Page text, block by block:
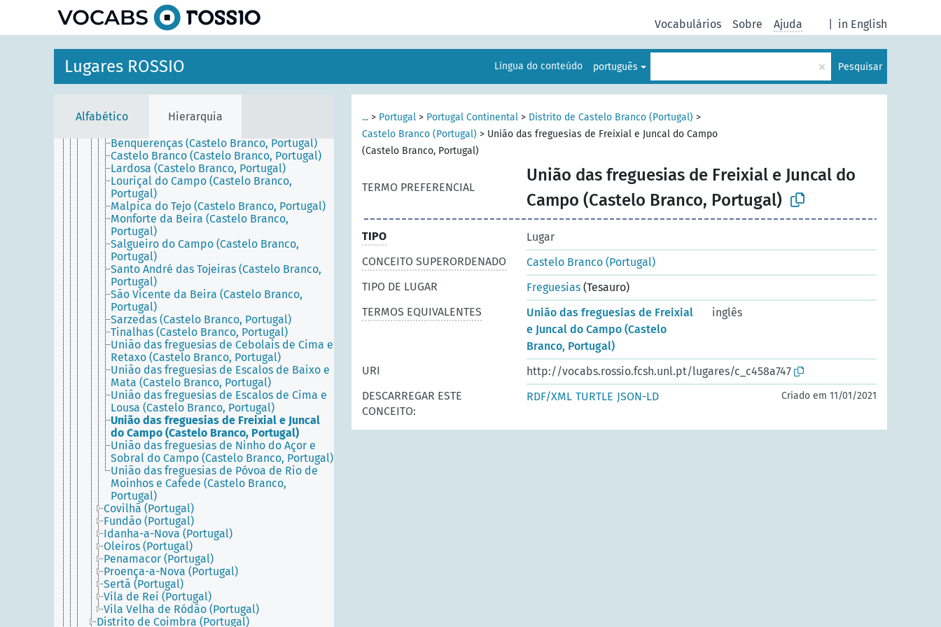
in English
Vocabulários Sobre Ajuda
Lugares ROSSIO Língua do conteúdo português × Pesquisar
Alfabético Hierarquia
Beira (Portugal)
Distrito da Guarda (Portugal)
Distrito de Aveiro (Portugal)
Distrito de Bragança (Portugal)
Belmonte (Portugal)
Alcains (Castelo Branco, Portugal)
Benquerenças (Castelo Branco, Portugal)
Castelo Branco (Castelo Branco, Portugal)
Lardosa (Castelo Branco, Portugal)
Louriçal do Campo (Castelo Branco,
Portugal)
Malpica do Tejo (Castelo Branco, Portugal)
Monforte da Beira (Castelo Branco,
Portugal)
Salgueiro do Campo (Castelo Branco,
Portugal)
Santo André das Tojeiras (Castelo Branco,
Portugal)
São Vicente da Beira (Castelo Branco,
Portugal)
Sarzedas (Castelo Branco, Portugal)
Tinalhas (Castelo Branco, Portugal)
União das freguesias de Cebolais de Cima e
Retaxo (Castelo Branco, Portugal)
União das freguesias de Escalos de Baixo e
Mata (Castelo Branco, Portugal)
União das freguesias de Escalos de Cima e
Lousa (Castelo Branco, Portugal)
União das freguesias de Freixial e Juncal
do Campo (Castelo Branco, Portugal)
União das freguesias de Ninho do Açor e
Sobral do Campo (Castelo Branco, Portugal)
União das freguesias de Póvoa de Rio de
Moinhos e Cafede (Castelo Branco,
Portugal)
Covilhã (Portugal)
Fundão (Portugal)
Idanha-a-Nova (Portugal)
Oleiros (Portugal)
Penamacor (Portugal)
Proença-a-Nova (Portugal)
Sertã (Portugal)
Vila de Rei (Portugal)
Vila Velha de Ródão (Portugal)
Distrito de Coimbra (Portugal)
... > Portugal > Portugal Continental > Distrito de Castelo Branco (Portugal) >
Castelo Branco (Portugal) > União das freguesias de Freixial e Juncal do Campo
(Castelo Branco, Portugal)
TERMO PREFERENCIAL
União das freguesias de Freixial e Juncal do
Campo (Castelo Branco, Portugal)
TIPO
Lugar
CONCEITO SUPERORDENADO
Castelo Branco (Portugal)
TIPO DE LUGAR
Freguesias (Tesauro)
TERMOS EQUIVALENTES
União das freguesias de Freixial
e Juncal do Campo (Castelo
Branco, Portugal)
inglês
URI
http://vocabs.rossio.fcsh.unl.pt/lugares/c_c458a747
DESCARREGAR ESTE
CONCEITO:
RDF/XML TURTLE JSON-LD Criado em 11/01/2021